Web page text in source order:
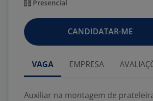
Presencial
CANDIDATAR-ME
VAGA EMPRESA
Auxiliar na montagem de